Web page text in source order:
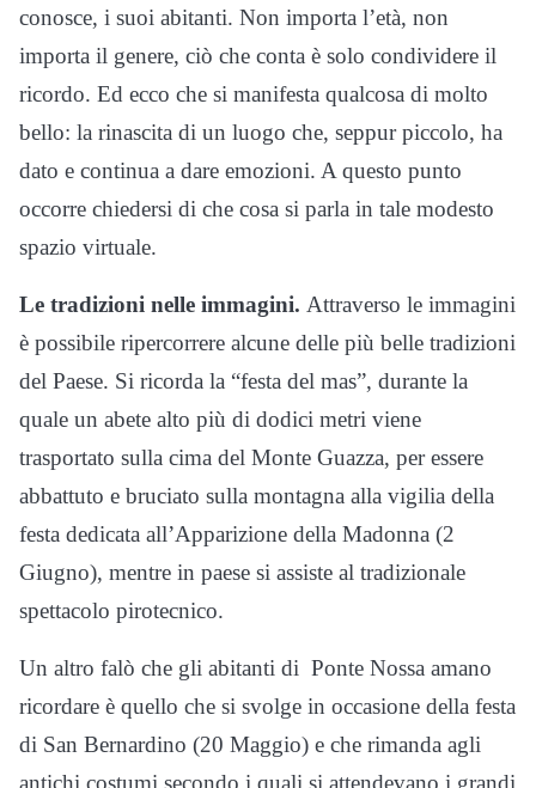
conosce, i suoi abitanti. Non importa l’età, non
importa il genere, ciò che conta è solo condividere il
ricordo. Ed ecco che si manifesta qualcosa di molto
bello: la rinascita di un luogo che, seppur piccolo, ha
dato e continua a dare emozioni. A questo punto
occorre chiedersi di che cosa si parla in tale modesto
spazio virtuale.
Le tradizioni nelle immagini. Attraverso le immagini
è possibile ripercorrere alcune delle più belle tradizioni
del Paese. Si ricorda la “festa del mas”, durante la
quale un abete alto più di dodici metri viene
trasportato sulla cima del Monte Guazza, per essere
abbattuto e bruciato sulla montagna alla vigilia della
festa dedicata all’Apparizione della Madonna (2
Giugno), mentre in paese si assiste al tradizionale
spettacolo pirotecnico.
Un altro falò che gli abitanti di Ponte Nossa amano
ricordare è quello che si svolge in occasione della festa
di San Bernardino (20 Maggio) e che rimanda agli
antichi costumi secondo i quali si attendevano i grandi